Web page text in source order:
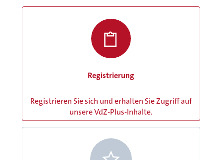
Registrierung
Registrieren Sie sich und erhalten Sie Zugriff auf
unsere VdZ-Plus-Inhalte.